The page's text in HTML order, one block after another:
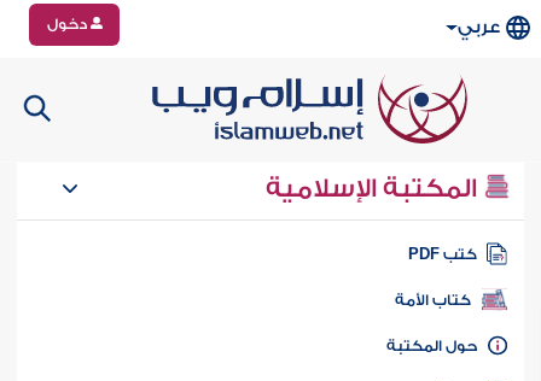
عربي دخول
المكتبة الإسلامية
كتب PDF
كتاب الأمة